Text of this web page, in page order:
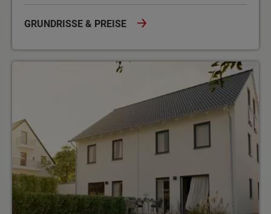
GRUNDRISSE & PREISE